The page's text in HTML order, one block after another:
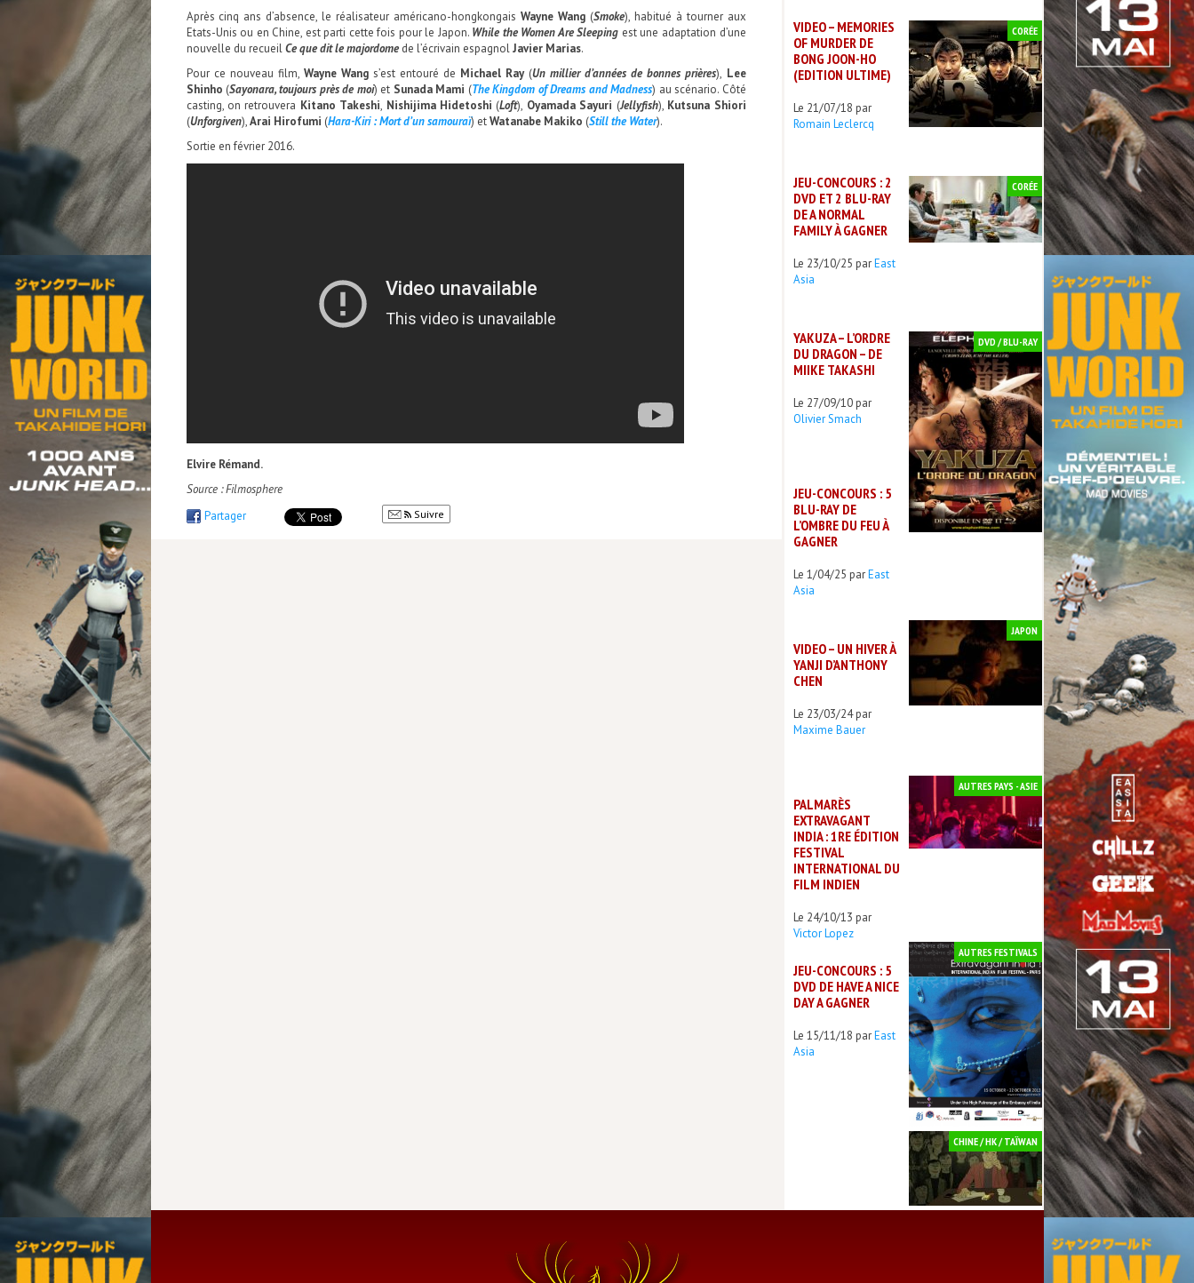
Après cinq ans d’absence, le réalisateur américano-hongkongais Wayne Wang(Smoke), habitué à tourner aux
Etats-Unis ou en Chine, est parti cette fois pour le Japon. While the Women Are Sleeping est une adaptation d’une
nouvelle du recueilCe que dit le majordomede l’écrivain espagnolJavier Marias.
Pour ce nouveau film, Wayne Wangs’est entouré de Michael Ray(Un millier d’années de bonnes prières), Lee
Shinho (Sayonara, toujours près de moi) et Sunada Mami (The Kingdom of Dreams and Madness) au scénario. Côté
casting, on retrouvera Kitano Takeshi, Nishijima Hidetoshi (Loft), Oyamada Sayuri (Jellyfish), Kutsuna Shiori
(Unforgiven),Arai Hirofumi (Hara-Kiri : Mort d’un samouraï) etWatanabe Makiko (Still the Water).
Sortie en février 2016.
Elvire Rémand.
Source : Filmosphere
Partager
Suivre
VIDEO – MEMORIES
OF MURDER DE
BONG JOON-HO
(EDITION ULTIME)
Le 21/07/18 par
Romain Leclercq
CORÉE
JEU-CONCOURS : 2
DVD ET 2 BLU-RAY
DE A NORMAL
FAMILY À GAGNER
Le 23/10/25 parEast
Asia
CORÉE
YAKUZA – L’ORDRE
DU DRAGON – DE
MIIKE TAKASHI
Le 27/09/10 par
Olivier Smach
DVD / BLU-RAY
JEU-CONCOURS : 5
BLU-RAY DE
L’OMBRE DU FEU À
GAGNER
Le 1/04/25 parEast
Asia
JAPON
VIDEO – UN HIVER À
YANJI D’ANTHONY
CHEN
Le 23/03/24 par
Maxime Bauer
AUTRES PAYS - ASIE
PALMARÈS
EXTRAVAGANT
INDIA : 1RE ÉDITION
FESTIVAL
INTERNATIONAL DU
FILM INDIEN
Le 24/10/13 par
Victor Lopez
AUTRES FESTIVALS
JEU-CONCOURS : 5
DVD DE HAVE A NICE
DAY A GAGNER
Le 15/11/18 parEast
Asia
CHINE / HK / TAÏWAN